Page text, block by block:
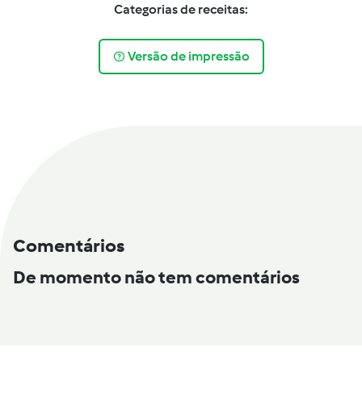
Categorias de receitas:
Versão de impressão
Comentários
De momento não tem comentários